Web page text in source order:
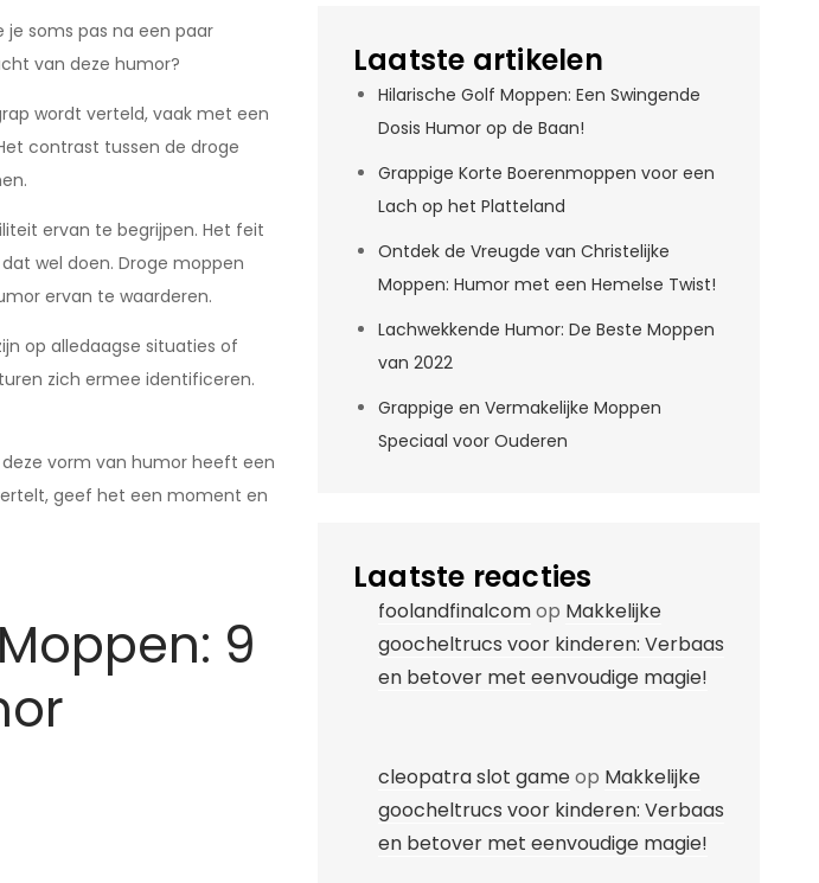
je soms pas na een paar
van deze humor?
wordt verteld, vaak met een
contrast tussen de droge
ervan te begrijpen. Het feit
wel doen. Droge moppen
ervan te waarderen.
op alledaagse situaties of
zich ermee identificeren.
vorm van humor heeft een
geef het een moment en
9
Laatste artikelen
Hilarische Golf Moppen: Een Swingende
Dosis Humor op de Baan!
Grappige Korte Boerenmoppen voor een
Lach op het Platteland
Ontdek de Vreugde van Christelijke
Moppen: Humor met een Hemelse Twist!
Lachwekkende Humor: De Beste Moppen
van 2022
Grappige en Vermakelijke Moppen
Speciaal voor Ouderen
Laatste reacties
foolandfinalcomop Makkelijke
goocheltrucs voor kinderen: Verbaas
en betover met eenvoudige magie!
cleopatra slot gameop Makkelijke
goocheltrucs voor kinderen: Verbaas
en betover met eenvoudige magie!